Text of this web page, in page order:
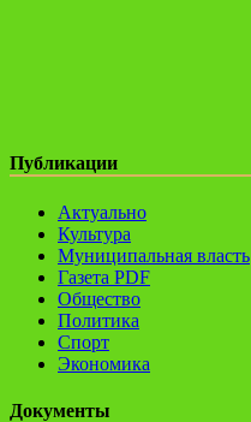
Публикации
Актуально
Культура
Муниципальная власть
Газета PDF
Общество
Политика
Спорт
Экономика
Документы